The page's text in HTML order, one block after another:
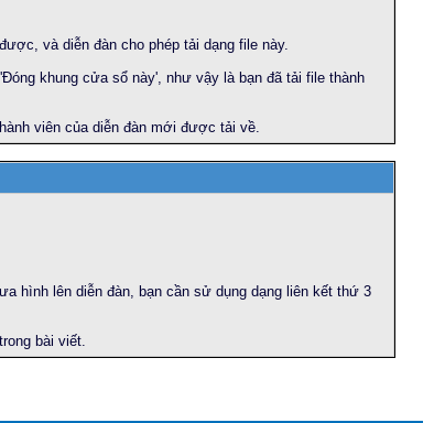
và diễn đàn cho phép tải dạng file này.
khung cửa sổ này', như vậy là bạn đã tải file thành
viên của diễn đàn mới được tải về.
hình lên diễn đàn, bạn cần sử dụng dạng liên kết thứ 3
bài viết.